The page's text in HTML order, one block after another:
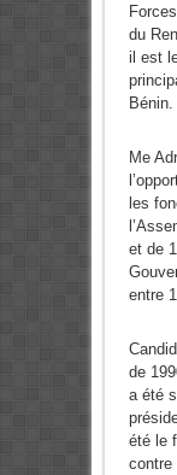
du
il est
Bénin.
Me
les
et de
entre
de
a été
été le
contre